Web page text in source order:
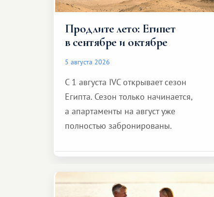
Продлите лето: Египет
в сентябре и октябре
5 августа 2026
С 1 августа IVC открывает сезон
Египта. Сезон только начинается,
а апартаменты на август уже
полностью забронированы.